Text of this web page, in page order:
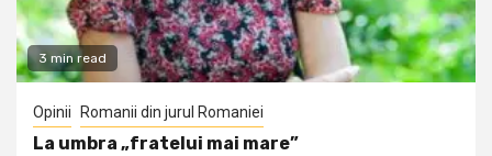
3 min read
Opinii Romanii din jurul Romaniei
La umbra „fratelui mai mare”